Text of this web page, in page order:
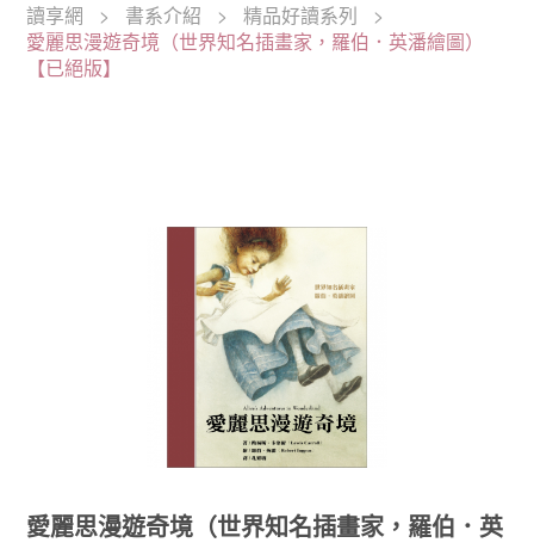
讀享網 > 書系介紹 > 精品好讀系列
>
愛麗思漫遊奇境（世界知名插畫家，羅伯．英潘繪圖）
【已絕版】
愛麗思漫遊奇境（世界知名插畫家，羅伯．英